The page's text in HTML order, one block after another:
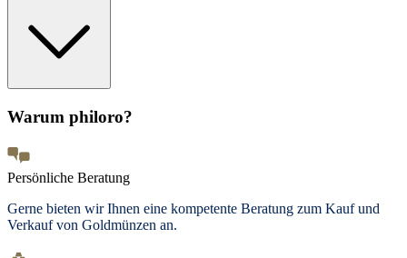
Warum philoro?
Persönliche Beratung
Gerne bieten wir Ihnen eine kompetente Beratung zum Kauf und
Verkauf von Goldmünzen an.